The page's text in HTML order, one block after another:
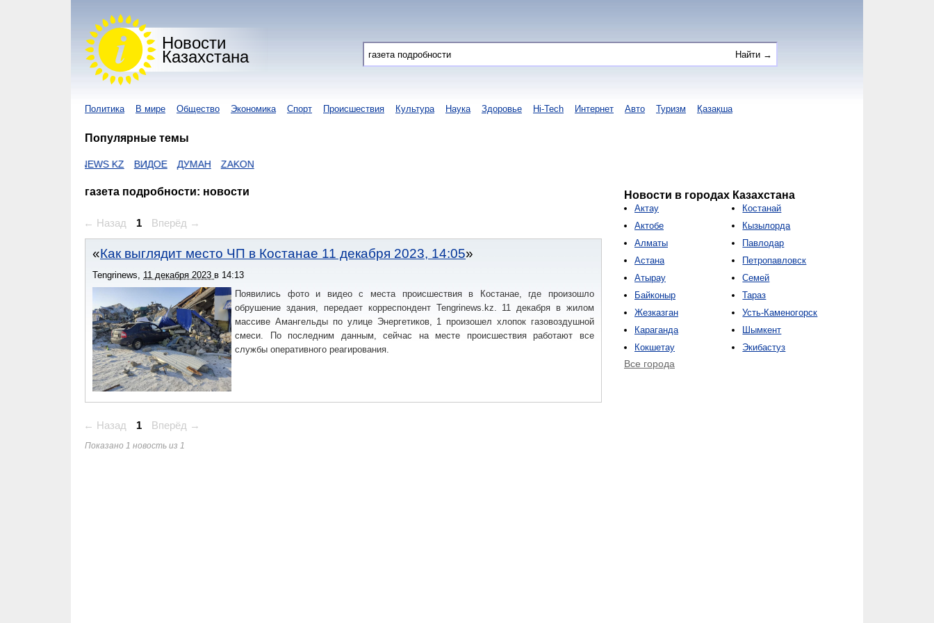
Новости
Казахстана
Политика В мире Общество Экономика Спорт Происшествия Культура Наука Здоровье Hi-Tech Интернет Авто Туризм Қазақша
Популярные темы
I-NEWS KZ ВИДОЕ ДУМАН ZAKON
газета подробности: новости
← Назад 1 Вперёд →
Как выглядит место ЧП в Костанае 11 декабря 2023, 14:05
Tengrinews, 11 декабря 2023 в 14:13
Появились фото и видео с места происшествия в Костанае, где произошло
обрушение здания, передает корреспондент Tengrinews.kz. 11 декабря в жилом
массиве Амангельды по улице Энергетиков, 1 произошел хлопок газовоздушной
смеси. По последним данным, сейчас на месте происшествия работают все
службы оперативного реагирования.
← Назад 1 Вперёд →
Показано 1 новость из 1
Новости в городах Казахстана
Актау
Актобе
Алматы
Астана
Атырау
Байконыр
Жезказган
Караганда
Кокшетау
Костанай
Кызылорда
Павлодар
Петропавловск
Семей
Тараз
Усть-Каменогорск
Шымкент
Экибастуз
Все города